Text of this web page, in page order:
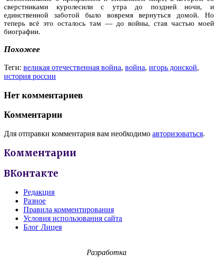
сверстниками куролесили с утра до поздней ночи, и
единственной заботой было вовремя вернуться домой. Но
теперь всё это осталось там — до войны, став частью моей
биографии.
Похожее
Теги: великая отечественная война, война, игорь донской,
история россии
Нет комментариев
Комментарии
Для отправки комментария вам необходимо авторизоваться.
Комментарии
ВКонтакте
Редакция
Разное
Правила комментирования
Условия использования сайта
Блог Лицея
Разработка